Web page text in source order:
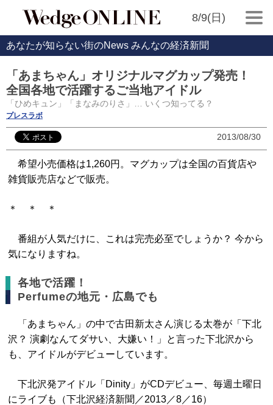
8/9(日)
あなたが知らない街のNews みんなの経済新聞
「あまちゃん」オリジナルマグカップ発売！
全国各地で活躍するご当地アイドル
「ひめキュン」「まなみのりさ」… いくつ知ってる？
プレスラボ
2013/08/30
希望小売価格は1,260円。マグカップは全国の百貨店や
雑貨販売店などで販売。
＊ ＊ ＊
番組が人気だけに、これは完売必至でしょうか？ 今から
気になりますね。
各地で活躍！
Perfumeの地元・広島でも
「あまちゃん」の中で古田新太さん演じる太巻が「下北
沢？ 演劇なんてダサい、大嫌い！」と言った下北沢から
も、アイドルがデビューしています。
下北沢発アイドル「Dinity」がCDデビュー、毎週土曜日
にライブも（下北沢経済新聞／2013／8／16）